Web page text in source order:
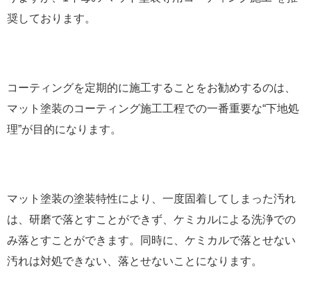
奨しております。
コーティングを定期的に施工することをお勧めするのは、
マット塗装のコーティング施工工程での一番重要な“下地処
理”が目的になります。
マット塗装の塗装特性により、一度固着してしまった汚れ
は、研磨で落とすことができず、ケミカルによる洗浄での
み落とすことができます。同時に、ケミカルで落とせない
汚れは対処できない、落とせないことになります。